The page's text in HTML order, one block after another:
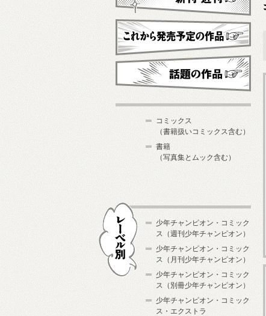
新刊・近刊
これから発売予定
コミックス
（書籍扱いコミックス含む）
書籍
（写真集とムック含む）
少年チャンピオン・コミック
ス（週刊少年チャンピオン）
少年チャンピオン・コミック
ス（月刊少年チャンピオン）
少年チャンピオン・コミック
ス（別冊少年チャンピオン）
少年チャンピオン・コミック
ス・エクストラ